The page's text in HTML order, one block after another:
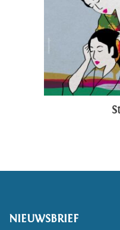
NIEUWSBRIEF